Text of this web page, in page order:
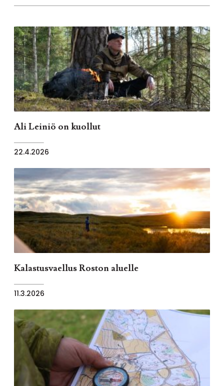
Ali Leiniö on kuollut
22.4.2026
Kalastusvaellus Roston aluelle
11.3.2026